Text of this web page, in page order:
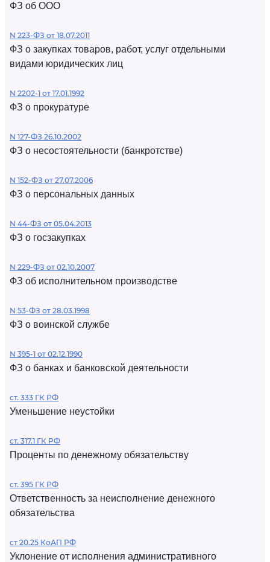
ФЗ об ООО
N 223-ФЗ от 18.07.2011
ФЗ о закупках товаров, работ, услуг отдельными
видами юридических лиц
N 2202-1 от 17.01.1992
ФЗ о прокуратуре
N 127-ФЗ 26.10.2002
ФЗ о несостоятельности (банкротстве)
N 152-ФЗ от 27.07.2006
ФЗ о персональных данных
N 44-ФЗ от 05.04.2013
ФЗ о госзакупках
N 229-ФЗ от 02.10.2007
ФЗ об исполнительном производстве
N 53-ФЗ от 28.03.1998
ФЗ о воинской службе
N 395-1 от 02.12.1990
ФЗ о банках и банковской деятельности
ст. 333 ГК РФ
Уменьшение неустойки
ст. 317.1 ГК РФ
Проценты по денежному обязательству
ст. 395 ГК РФ
Ответственность за неисполнение денежного
обязательства
ст 20.25 КоАП РФ
Уклонение от исполнения административного